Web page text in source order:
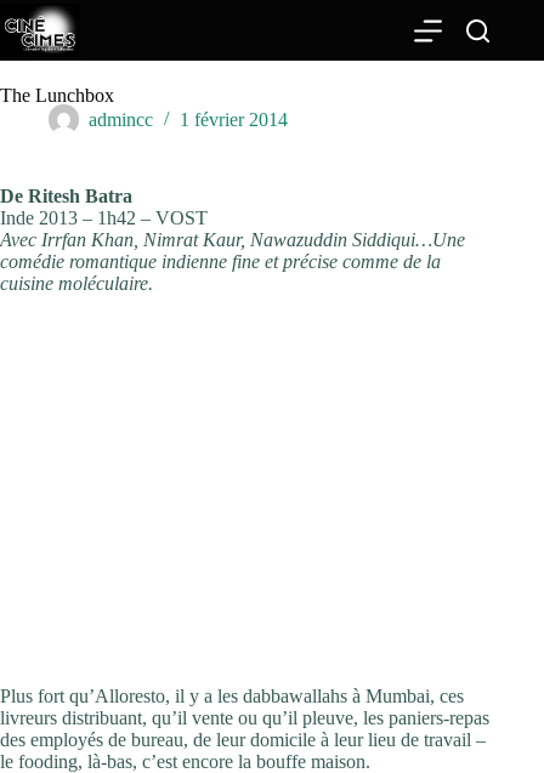
Passer
au
contenu
The Lunchbox
admincc
1 février 2014
De Ritesh Batra
Inde 2013 – 1h42 – VOST
Avec Irrfan Khan, Nimrat Kaur, Nawazuddin Siddiqui…Une
comédie romantique indienne fine et précise comme de la
cuisine moléculaire.
Plus fort qu’Alloresto, il y a les dabbawallahs à Mumbai, ces
livreurs distribuant, qu’il vente ou qu’il pleuve, les paniers-repas
des employés de bureau, de leur domicile à leur lieu de travail –
le fooding, là-bas, c’est encore la bouffe maison.